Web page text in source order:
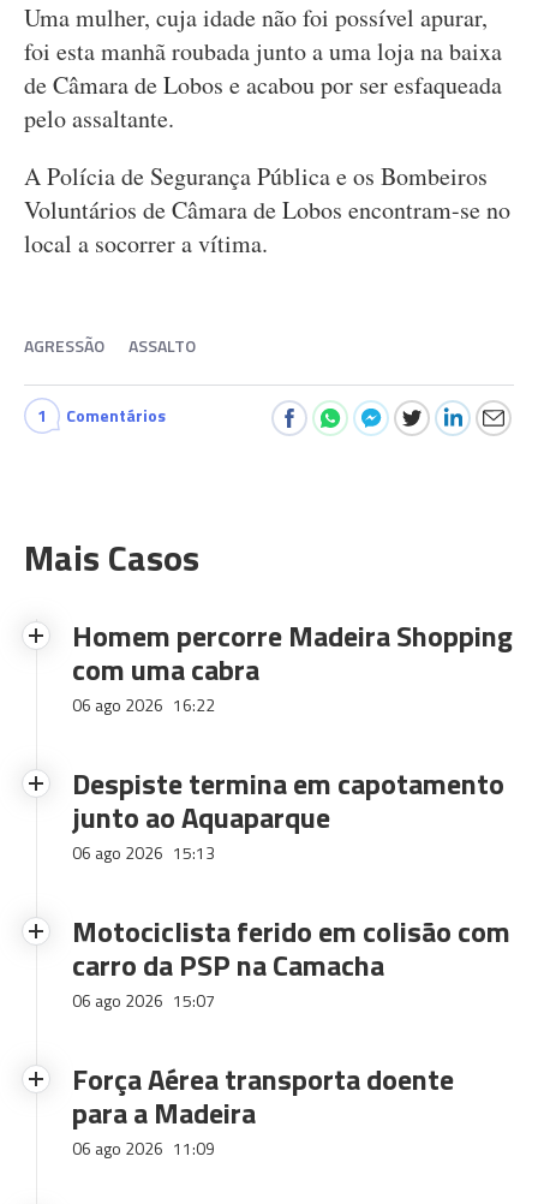
Uma mulher, cuja idade não foi possível apurar,
foi esta manhã roubada junto a uma loja na baixa
de Câmara de Lobos e acabou por ser esfaqueada
pelo assaltante.
A Polícia de Segurança Pública e os Bombeiros
Voluntários de Câmara de Lobos encontram-se no
local a socorrer a vítima.
AGRESSÃO ASSALTO
1 Comentários
Mais Casos
Homem percorre Madeira Shopping
com uma cabra
06 ago 2026 16:22
Despiste termina em capotamento
junto ao Aquaparque
06 ago 2026 15:13
Motociclista ferido em colisão com
carro da PSP na Camacha
06 ago 2026 15:07
Força Aérea transporta doente
para a Madeira
06 ago 2026 11:09